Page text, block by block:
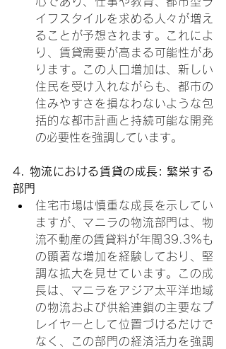
イフスタイルを求める人々が増え
ることが予想されます。これによ
り、賃貸需要が高まる可能性があ
ります。この人口増加は、新しい
住民を受け入れながらも、都市の
住みやすさを損なわないような包
括的な都市計画と持続可能な開発
の必要性を強調しています。
4. 物流における賃貸の成長: 繁栄する
部門
住宅市場は慎重な成長を示してい
ますが、マニラの物流部門は、物
流不動産の賃貸料が年間39.3%も
の顕著な増加を経験しており、堅
調な拡大を見せています。この成
長は、マニラをアジア太平洋地域
の物流および供給連鎖の主要なプ
レイヤーとして位置づけるだけで
なく、この部門の経済活力を強調